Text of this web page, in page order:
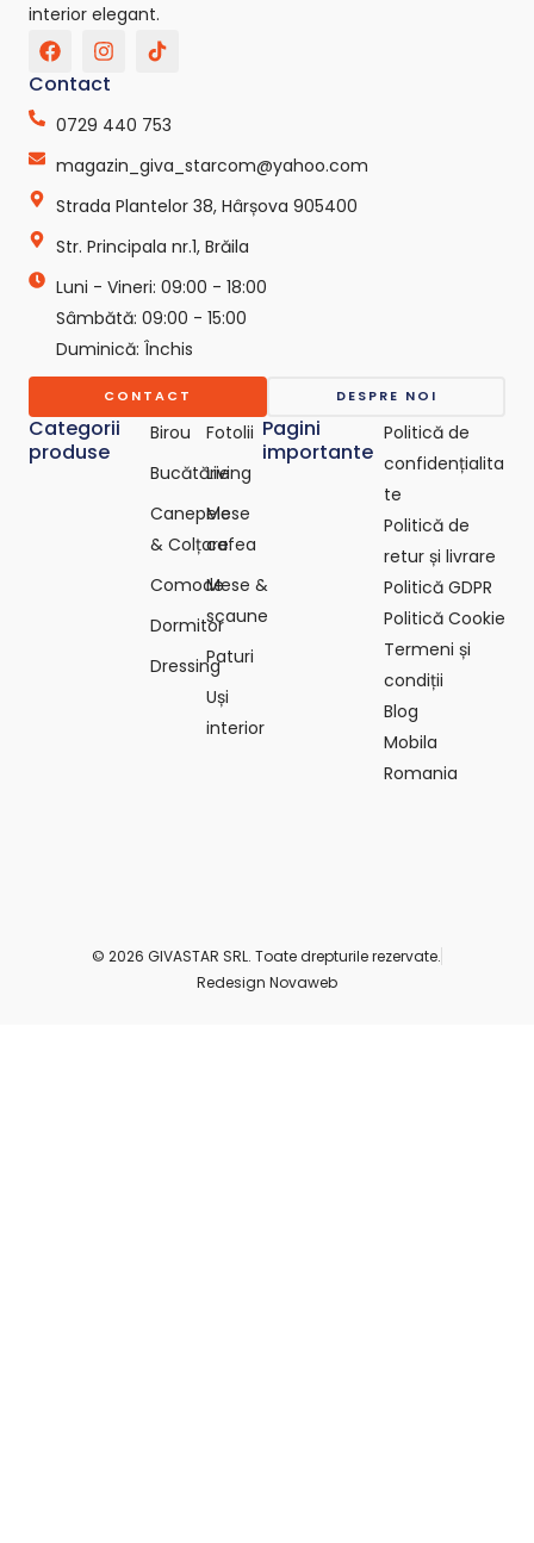
interior elegant.
F
a
c
b
o
I
n
s
a
r
m
T
i
o
-
v
r
e
p
o
-
c
o
m
Categorii
produse
Birou
Bucătărie
Canepele
& Colțare
Comode
Dormitor
Dressing
Fotolii
Living
Mese
cafea
Mese &
scaune
Paturi
Uși
interior
Pagini
importante
Politică de
confidențialita
te
Politică de
retur și livrare
Politică GDPR
Politică Cookie
Termeni și
condiții
Blog
Mobila
Romania
Contact
0729 440 753
magazin_giva_starcom@yahoo.com
Strada Plantelor 38, Hârșova 905400
Str. Principala nr.1, Brăila
Luni - Vineri: 09:00 - 18:00
Sâmbătă: 09:00 - 15:00
Duminică: Închis
CONTACT DESPRE NOI
© 2026 GIVASTAR SRL. Toate drepturile rezervate.
Redesign Novaweb